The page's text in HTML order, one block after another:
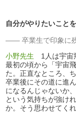
自分がやりたいこと
卒業生で印象に
小野先生 1人は宇宙
最初の頃から「宇宙
た。正直なところ、
卒業後にその道に進
になるんじゃないか
という気持ちが強け
か。そう思わせてく